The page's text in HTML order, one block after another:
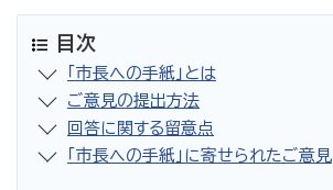
目次
「市長への手紙」とは
ご意見の提出方法
回答に関する留意点
「市長への手紙」に寄せられたご意見